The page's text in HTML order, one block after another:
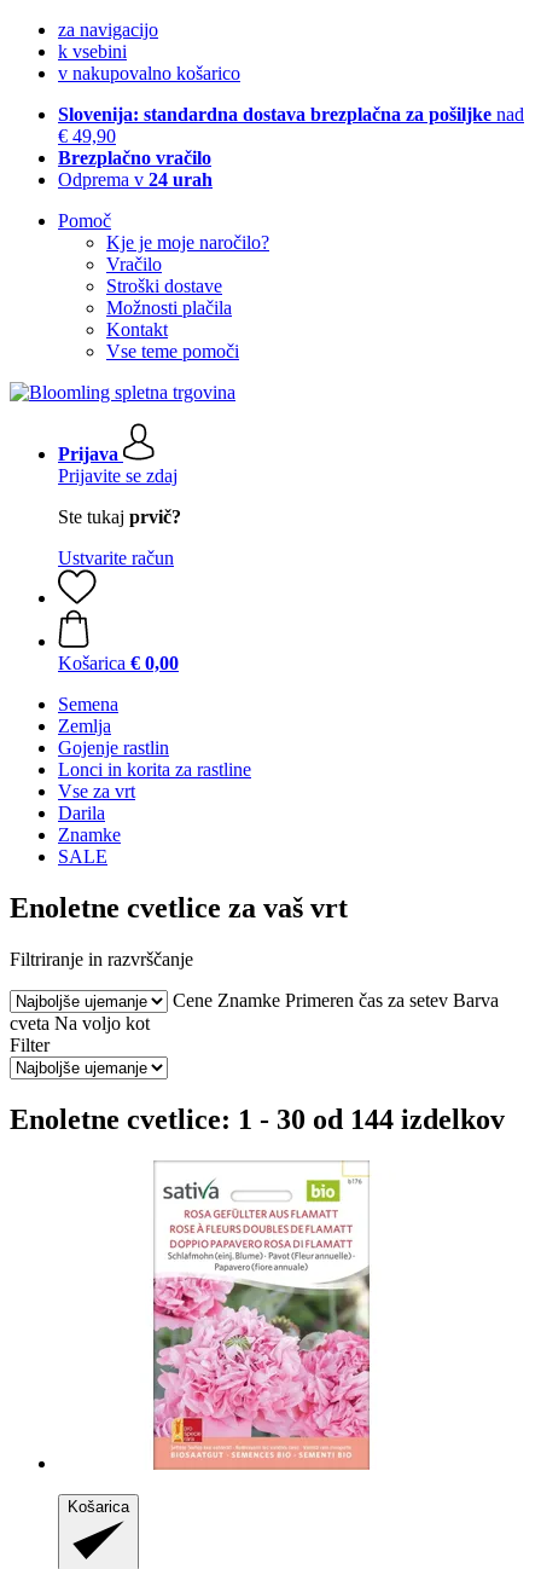
za navigacijo
k vsebini
v nakupovalno košarico
Slovenija: standardna dostava brezplačna za pošiljke nad
€ 49,90
Brezplačno vračilo
Odprema v 24 urah
Pomoč
Kje je moje naročilo?
Vračilo
Stroški dostave
Možnosti plačila
Kontakt
Vse teme pomoči
Prijava
Prijavite se zdaj
Ste tukaj prvič?
Ustvarite račun
Košarica € 0,00
Semena
Zemlja
Gojenje rastlin
Lonci in korita za rastline
Vse za vrt
Darila
Znamke
SALE
Enoletne cvetlice za vaš vrt
Filtriranje in razvrščanje
Cene Znamke Primeren čas za setev Barva
cveta Na voljo kot
Filter
Enoletne cvetlice: 1 - 30 od 144 izdelkov
Košarica